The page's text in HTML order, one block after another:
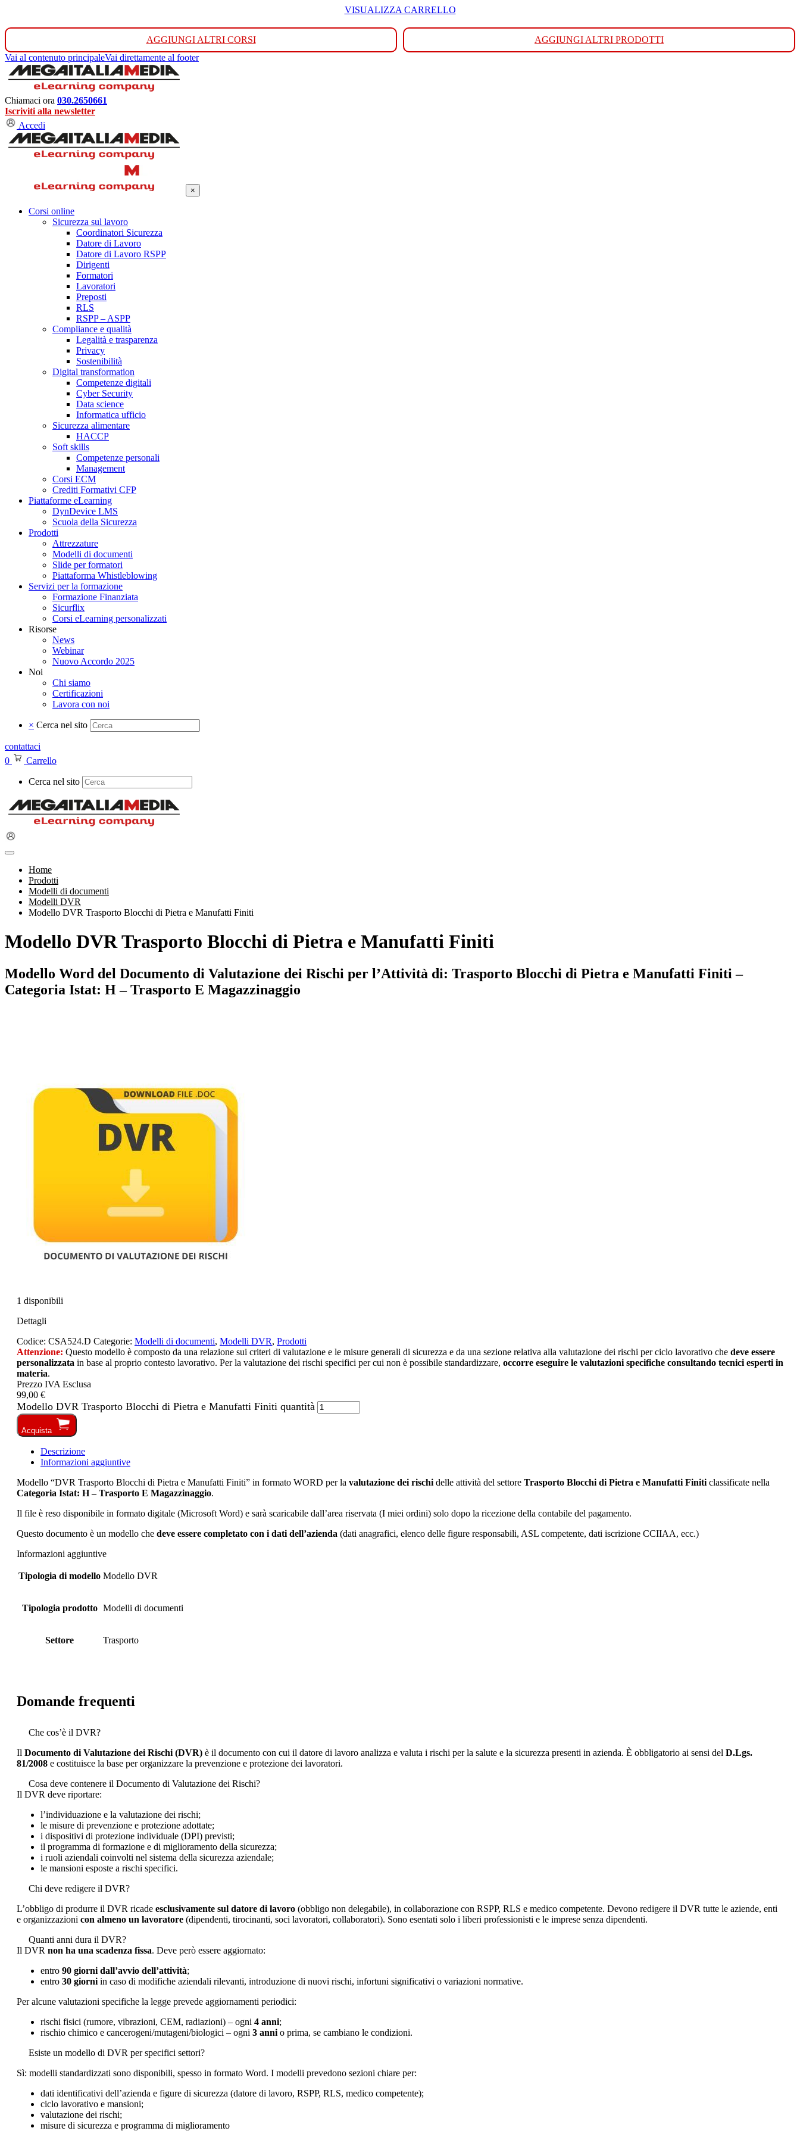
VISUALIZZA CARRELLO
AGGIUNGI ALTRI CORSI
AGGIUNGI ALTRI PRODOTTI
Vai al contenuto principaleVai direttamente al footer
Chiamaci ora 030.2650661
Iscriviti alla newsletter
Accedi
×
Corsi online
Sicurezza sul lavoro
Coordinatori Sicurezza
Datore di Lavoro
Datore di Lavoro RSPP
Dirigenti
Formatori
Lavoratori
Preposti
RLS
RSPP – ASPP
Compliance e qualità
Legalità e trasparenza
Privacy
Sostenibilità
Digital transformation
Competenze digitali
Cyber Security
Data science
Informatica ufficio
Sicurezza alimentare
HACCP
Soft skills
Competenze personali
Management
Corsi ECM
Crediti Formativi CFP
Piattaforme eLearning
DynDevice LMS
Scuola della Sicurezza
Prodotti
Attrezzature
Modelli di documenti
Slide per formatori
Piattaforma Whistleblowing
Servizi per la formazione
Formazione Finanziata
Sicurflix
Corsi eLearning personalizzati
Risorse
News
Webinar
Nuovo Accordo 2025
Noi
Chi siamo
Certificazioni
Lavora con noi
× Cerca nel sito
contattaci
0
Carrello
Cerca nel sito
Home
Prodotti
Modelli di documenti
Modelli DVR
Modello DVR Trasporto Blocchi di Pietra e Manufatti Finiti
Modello DVR Trasporto Blocchi di Pietra e Manufatti Finiti
Modello Word del Documento di Valutazione dei Rischi per l’Attività di: Trasporto Blocchi di Pietra e Manufatti Finiti –
Categoria Istat: H – Trasporto E Magazzinaggio
1 disponibili
Dettagli
Codice: CSA524.D Categorie: Modelli di documenti, Modelli DVR, Prodotti
Attenzione: Questo modello è composto da una relazione sui criteri di valutazione e le misure generali di sicurezza e da una sezione relativa alla valutazione dei rischi per ciclo lavorativo che deve essere
personalizzata in base al proprio contesto lavorativo. Per la valutazione dei rischi specifici per cui non è possibile standardizzare, occorre eseguire le valutazioni specifiche consultando tecnici esperti in
materia.
Prezzo IVA Esclusa
99,00 €
Modello DVR Trasporto Blocchi di Pietra e Manufatti Finiti quantità
Acquista
Descrizione
Informazioni aggiuntive
Modello “DVR Trasporto Blocchi di Pietra e Manufatti Finiti” in formato WORD per la valutazione dei rischi delle attività del settore Trasporto Blocchi di Pietra e Manufatti Finiti classificate nella
Categoria Istat: H – Trasporto E Magazzinaggio.
Il file è reso disponibile in formato digitale (Microsoft Word) e sarà scaricabile dall’area riservata (I miei ordini) solo dopo la ricezione della contabile del pagamento.
Questo documento è un modello che deve essere completato con i dati dell’azienda (dati anagrafici, elenco delle figure responsabili, ASL competente, dati iscrizione CCIIAA, ecc.)
Informazioni aggiuntive
Tipologia di modello Modello DVR
Tipologia prodotto Modelli di documenti
Settore Trasporto
Domande frequenti
Che cos’è il DVR?
Il Documento di Valutazione dei Rischi (DVR) è il documento con cui il datore di lavoro analizza e valuta i rischi per la salute e la sicurezza presenti in azienda. È obbligatorio ai sensi del D.Lgs.
81/2008 e costituisce la base per organizzare la prevenzione e protezione dei lavoratori.
Cosa deve contenere il Documento di Valutazione dei Rischi?
Il DVR deve riportare:
l’individuazione e la valutazione dei rischi;
le misure di prevenzione e protezione adottate;
i dispositivi di protezione individuale (DPI) previsti;
il programma di formazione e di miglioramento della sicurezza;
i ruoli aziendali coinvolti nel sistema della sicurezza aziendale;
le mansioni esposte a rischi specifici.
Chi deve redigere il DVR?
L’obbligo di produrre il DVR ricade esclusivamente sul datore di lavoro (obbligo non delegabile), in collaborazione con RSPP, RLS e medico competente. Devono redigere il DVR tutte le aziende, enti
e organizzazioni con almeno un lavoratore (dipendenti, tirocinanti, soci lavoratori, collaboratori). Sono esentati solo i liberi professionisti e le imprese senza dipendenti.
Quanti anni dura il DVR?
Il DVR non ha una scadenza fissa. Deve però essere aggiornato:
entro 90 giorni dall’avvio dell’attività;
entro 30 giorni in caso di modifiche aziendali rilevanti, introduzione di nuovi rischi, infortuni significativi o variazioni normative.
Per alcune valutazioni specifiche la legge prevede aggiornamenti periodici:
rischi fisici (rumore, vibrazioni, CEM, radiazioni) – ogni 4 anni;
rischio chimico e cancerogeni/mutageni/biologici – ogni 3 anni o prima, se cambiano le condizioni.
Esiste un modello di DVR per specifici settori?
Sì: modelli standardizzati sono disponibili, spesso in formato Word. I modelli prevedono sezioni chiare per:
dati identificativi dell’azienda e figure di sicurezza (datore di lavoro, RSPP, RLS, medico competente);
ciclo lavorativo e mansioni;
valutazione dei rischi;
misure di sicurezza e programma di miglioramento